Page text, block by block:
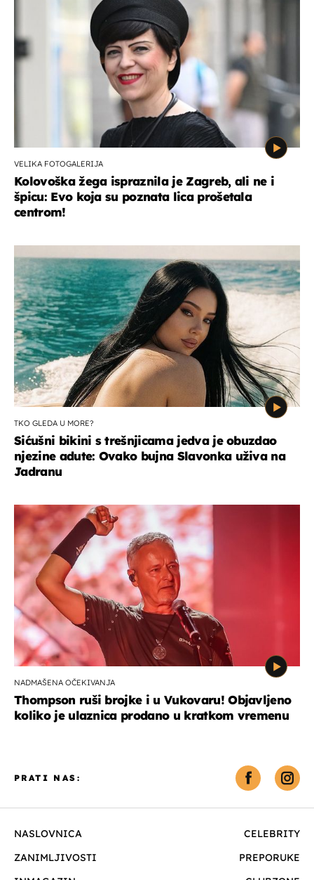
VELIKA FOTOGALERIJA
Kolovoška žega ispraznila je Zagreb, ali ne i
špicu: Evo koja su poznata lica prošetala
centrom!
TKO GLEDA U MORE?
Sićušni bikini s trešnjicama jedva je obuzdao
njezine adute: Ovako bujna Slavonka uživa na
Jadranu
NADMAŠENA OČEKIVANJA
Thompson ruši brojke i u Vukovaru! Objavljeno
koliko je ulaznica prodano u kratkom vremenu
NASLOVNICA
CELEBRITY
ZANIMLJIVOSTI
PREPORUKE
PRATI NAS: